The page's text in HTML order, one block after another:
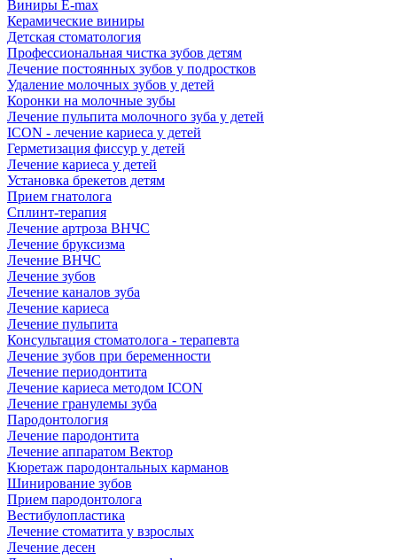
Виниры E-max
Керамические виниры
Детская стоматология
Профессиональная чистка зубов детям
Лечение постоянных зубов у подростков
Удаление молочных зубов у детей
Коронки на молочные зубы
Лечение пульпита молочного зуба у детей
ICON - лечение кариеса у детей
Герметизация фиссур у детей
Лечение кариеса у детей
Установка брекетов детям
Прием гнатолога
Сплинт-терапия
Лечение артроза ВНЧС
Лечение бруксизма
Лечение ВНЧС
Лечение зубов
Лечение каналов зуба
Лечение кариеса
Лечение пульпита
Консультация стоматолога - терапевта
Лечение зубов при беременности
Лечение периодонтита
Лечение кариеса методом ICON
Лечение гранулемы зуба
Пародонтология
Лечение пародонтита
Лечение аппаратом Вектор
Кюретаж пародонтальных карманов
Шинирование зубов
Прием пародонтолога
Вестибулопластика
Лечение стоматита у взрослых
Лечение десен